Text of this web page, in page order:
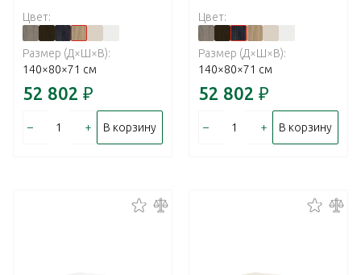
Цвет:
Размер (Д×Ш×В):
140×80×71 см
52 802 ₽
– + В корзину
Цвет:
Размер (Д×Ш×В):
140×80×71 см
52 802 ₽
– + В корзину